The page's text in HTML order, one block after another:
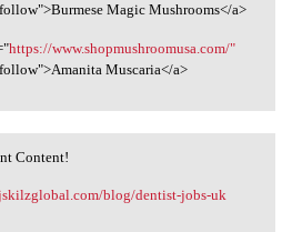
Magic Mushrooms</a>
https://www.shopmushroomusa.com/"
Muscaria</a>
Content!
Content!
blog/dentist-jobs-uk